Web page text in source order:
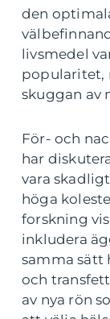
den
livsmedel
popularitet,
skuggan av
För- och
har
vara
höga
forskning
inkludera
samma sätt
och
av nya rön